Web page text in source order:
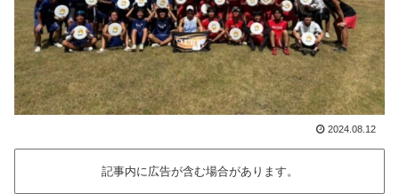
2024.08.12
記事内に広告が含む場合があります。